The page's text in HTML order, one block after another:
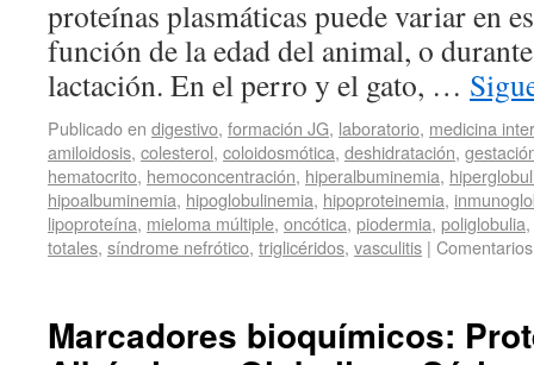
proteínas plasmáticas puede variar en
función de la edad del animal, o
lactación. En el perro y el gato, …
Publicado en digestivo, formación JG, laboratorio, medicina
amiloidosis, colesterol, coloidosmótica, deshidratación,
hematocrito, hemoconcentración, hiperalbuminemia,
hipoalbuminemia, hipoglobulinemia, hipoproteinemia,
lipoproteína, mieloma múltiple, oncótica, piodermia, poliglobulia,
totales, síndrome nefrótico, triglicéridos, vasculitis |
Marcadores bioquímicos: